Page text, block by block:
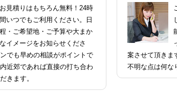
お見積りはもちろん無料！24時
間いつでもご利用ください。日
程・ご希望地・ご予算や大まか
なイメージをお知らせくださ
でも早めの相談がポイントで
近郊であれば直接の打ち合わ
きます。
案させて頂きま
不明な点は何な